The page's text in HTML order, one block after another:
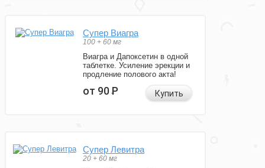
Супер Виагра
100 + 60 мг
Виагра и Дапоксетин в одной
таблетке. Усиление эрекции и
продление полового акта!
от 90Р Купить
Супер Левитра
20 + 60 мг